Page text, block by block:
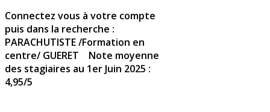
Connectez vous à votre compte
puis dans la recherche :
PARACHUTISTE /Formation en
centre/ GUERET Note moyenne
des stagiaires au 1er Juin 2025 :
4,95/5